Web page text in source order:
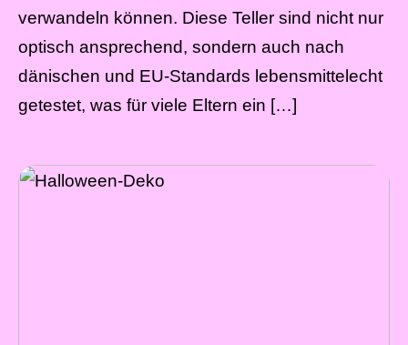
verwandeln können. Diese Teller sind nicht nur
optisch ansprechend, sondern auch nach
dänischen und EU-Standards lebensmittelecht
getestet, was für viele Eltern ein […]